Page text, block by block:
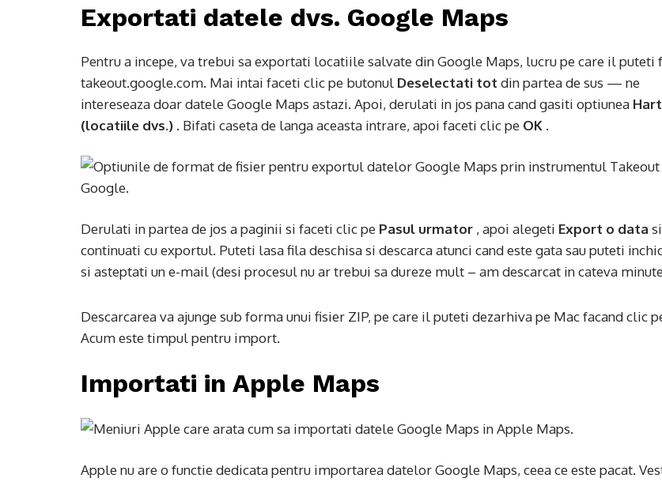
Exportati datele dvs. Google Maps
Pentru a incepe, va trebui sa exportati locatiile salvate din Google Maps, lucru pe care il puteti
takeout.google.com. Mai intai faceti clic pe butonul Deselectati tot din partea de sus — ne
intereseaza doar datele Google Maps astazi. Apoi, derulati in jos pana cand gasiti optiunea
(locatiile dvs.) . Bifati caseta de langa aceasta intrare, apoi faceti clic pe OK .
Derulati in partea de jos a paginii si faceti clic pe Pasul urmator , apoi alegeti Export o data si
continuati cu exportul. Puteti lasa fila deschisa si descarca atunci cand este gata sau puteti
si asteptati un e-mail (desi procesul nu ar trebui sa dureze mult – am descarcat in cateva
Descarcarea va ajunge sub forma unui fisier ZIP, pe care il puteti dezarhiva pe Mac facand clic
Acum este timpul pentru import.
Importati in Apple Maps
Apple nu are o functie dedicata pentru importarea datelor Google Maps, ceea ce este pacat.